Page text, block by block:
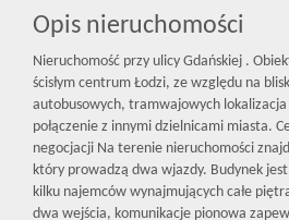
Opis nieruchomości
Nieruchomość przy ulicy Gdańskiej .
ścisłym centrum Łodzi, ze względu na
autobusowych, tramwajowych
połączenie z innymi dzielnicami miasta.
negocjacji Na terenie nieruchomości
który prowadzą dwa wjazdy. Budynek
kilku najemców wynajmujących całe
dwa wejścia, komunikacje pionowa